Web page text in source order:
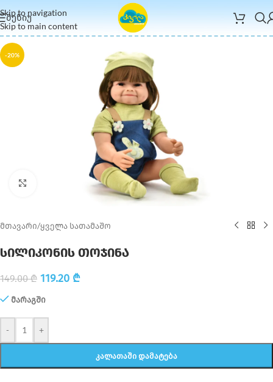
Skip to navigation
Skip to main content
ᲛᲔᲜᲘᲣ
-20%
Click to enlarge
მთავარი/ყველა სათამაშო
სილიკონის თოჯინა
149.00₾ 119.20 ₾
მარაგში
- +
ᲙᲐᲚᲐᲗᲐᲨᲘ ᲓᲐᲛᲐᲢᲔᲑᲐ